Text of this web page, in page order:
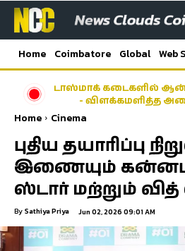
Home Coimbatore Global Web
டாஸ்மாக் கடைகளில்
- விளக்கமளித்த
Home Cinema
புதிய தயாரிப்பு
இணையும் கன்னட
ஸ்டார் மற்றும்
By Sathiya Priya Jun 02, 2026 09:01 AM